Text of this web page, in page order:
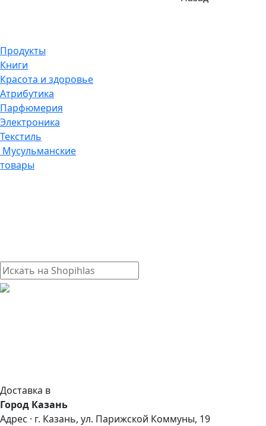
Продукты
Книги
Красота и здоровье
Атрибутика
Парфюмерия
Электроника
Текстиль
Мусульманские
товары
Доставка в
Город Казань
Адрес · г. Казань, ул. Парижской Коммуны, 19